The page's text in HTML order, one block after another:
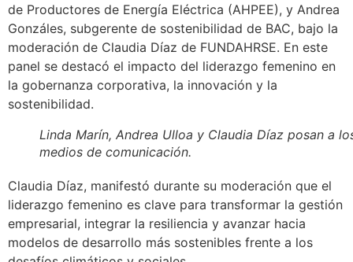
de Productores de Energía Eléctrica (AHPEE), y Andrea
Gonzáles, subgerente de sostenibilidad de BAC, bajo la
moderación de Claudia Díaz de FUNDAHRSE. En este
panel se destacó el impacto del liderazgo femenino en
la gobernanza corporativa, la innovación y la
sostenibilidad.
Linda Marín, Andrea Ulloa y Claudia Díaz posan a
medios de comunicación.
Claudia Díaz, manifestó durante su moderación que el
liderazgo femenino es clave para transformar la gestión
empresarial, integrar la resiliencia y avanzar hacia
modelos de desarrollo más sostenibles frente a los